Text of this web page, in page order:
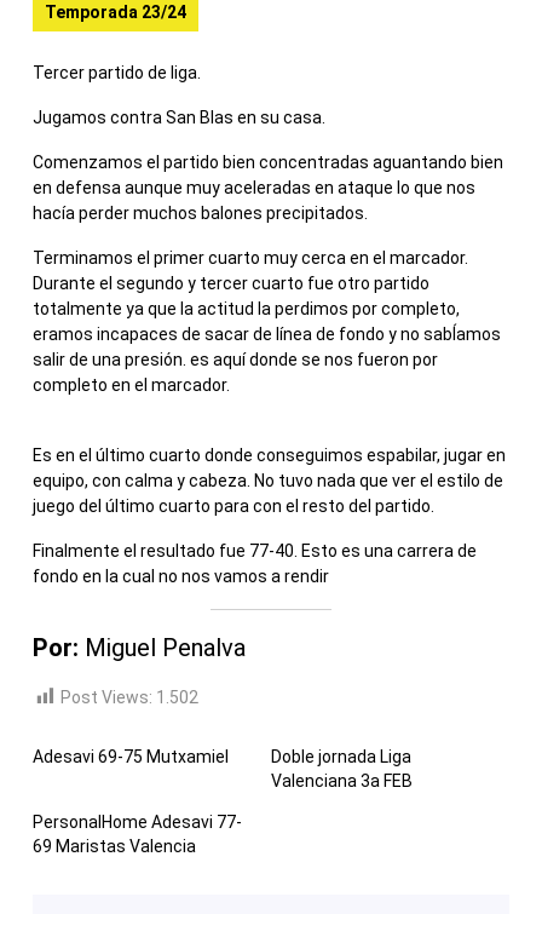
Temporada 23/24
Tercer partido de liga.
Jugamos contra San Blas en su casa.
Comenzamos el partido bien concentradas aguantando bien
en defensa aunque muy aceleradas en ataque lo que nos
hacía perder muchos balones precipitados.
Terminamos el primer cuarto muy cerca en el marcador.
Durante el segundo y tercer cuarto fue otro partido
totalmente ya que la actitud la perdimos por completo,
eramos incapaces de sacar de línea de fondo y no sabÍamos
salir de una presión. es aquí donde se nos fueron por
completo en el marcador.
Es en el último cuarto donde conseguimos espabilar, jugar en
equipo, con calma y cabeza. No tuvo nada que ver el estilo de
juego del último cuarto para con el resto del partido.
Finalmente el resultado fue 77-40. Esto es una carrera de
fondo en la cual no nos vamos a rendir
Por: Miguel Penalva
Post Views: 1.502
Adesavi 69-75 Mutxamiel
Doble jornada Liga
Valenciana 3a FEB
PersonalHome Adesavi 77-
69 Maristas Valencia